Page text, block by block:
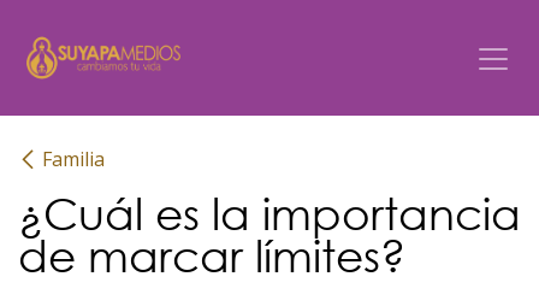
Familia
¿Cuál es la importancia
de marcar límites?